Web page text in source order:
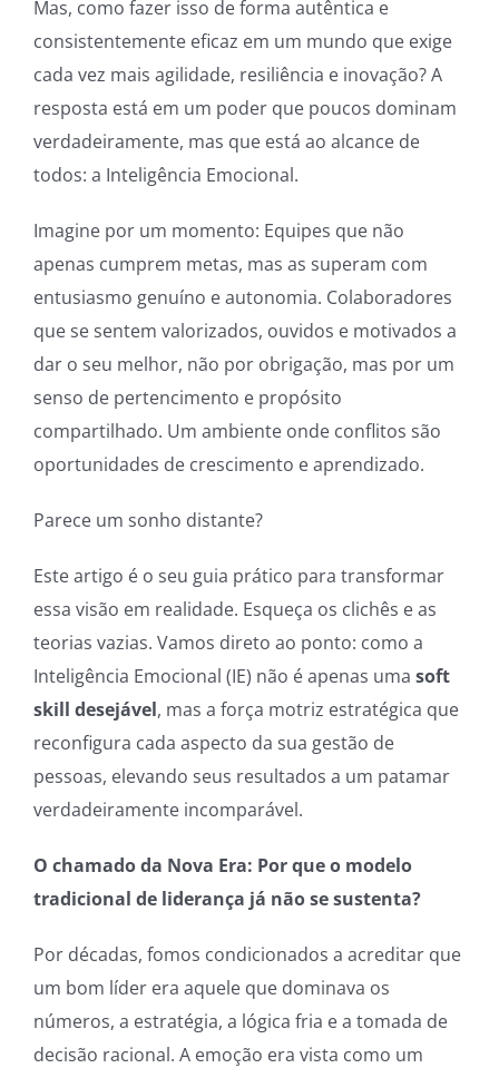
Mas, como fazer isso de forma autêntica e
consistentemente eficaz em um mundo que exige
cada vez mais agilidade, resiliência e inovação? A
resposta está em um poder que poucos dominam
verdadeiramente, mas que está ao alcance de
todos: a Inteligência Emocional.
Imagine por um momento: Equipes que não
apenas cumprem metas, mas as superam com
entusiasmo genuíno e autonomia. Colaboradores
que se sentem valorizados, ouvidos e motivados a
dar o seu melhor, não por obrigação, mas por um
senso de pertencimento e propósito
compartilhado. Um ambiente onde conflitos são
oportunidades de crescimento e aprendizado.
Parece um sonho distante?
Este artigo é o seu guia prático para transformar
essa visão em realidade. Esqueça os clichês e as
teorias vazias. Vamos direto ao ponto: como a
Inteligência Emocional (IE) não é apenas uma soft
skill desejável, mas a força motriz estratégica que
reconfigura cada aspecto da sua gestão de
pessoas, elevando seus resultados a um patamar
verdadeiramente incomparável.
O chamado da Nova Era: Por que o modelo
tradicional de liderança já não se sustenta?
Por décadas, fomos condicionados a acreditar que
um bom líder era aquele que dominava os
números, a estratégia, a lógica fria e a tomada de
decisão racional. A emoção era vista como um